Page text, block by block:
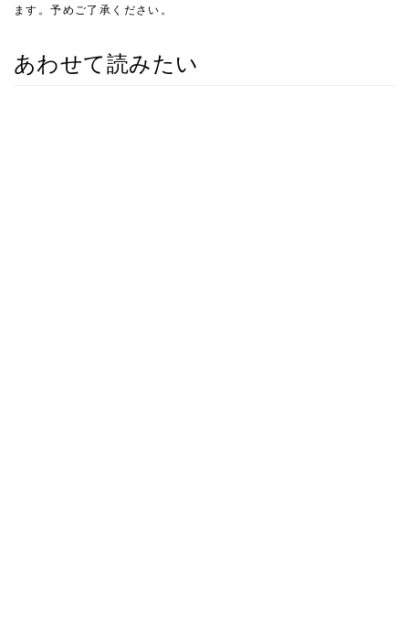
ます。予めご了承ください。
あわせて読みたい